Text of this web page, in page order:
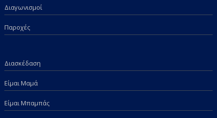
Διαγωνισμοί
Παροχές
Διασκέδαση
Είμαι Μαμά
Είμαι Μπαμπάς